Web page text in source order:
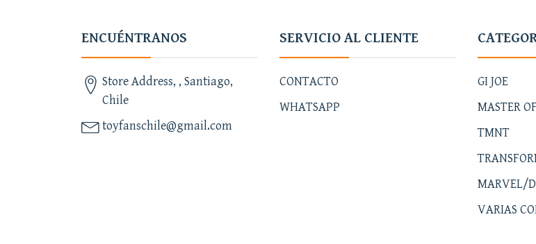
ENCUÉNTRANOS
Store Address, , Santiago,
Chile
toyfanschile@gmail.com
SERVICIO AL CLIENTE
CONTACTO
WHATSAPP
GI JOE
MASTER
TMNT
MARVEL/
VARIAS